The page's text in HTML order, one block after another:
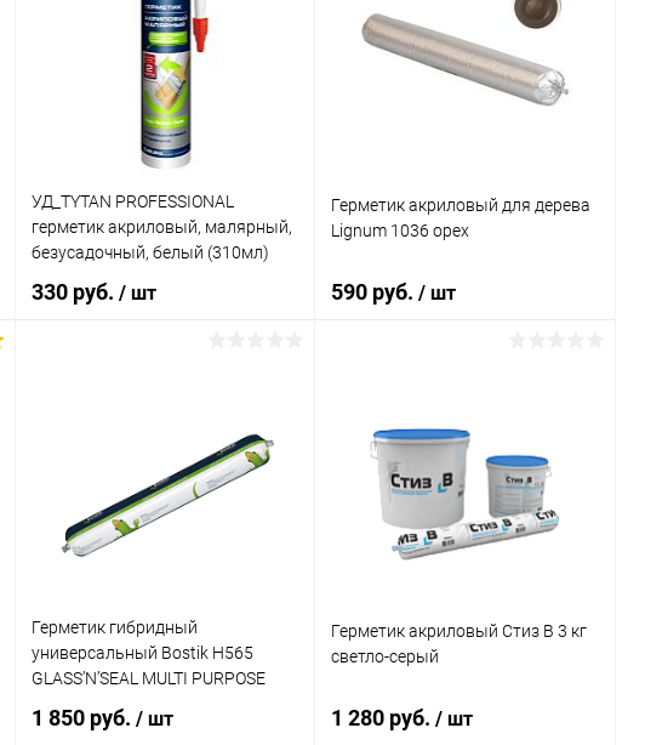
Купить в 1 клик Сравнение
В избранное
Купить в 1 клик Сравнение
В избранное В наличии
Герметизирующая мастика
УД_TYTAN PROFESSIONAL
герметик акриловый, малярный,
безусадочный, белый (310мл)
330 руб. / шт
Сравнение
В избранное В наличии
Герметик акриловый для дерева
Lignum 1036 орех
590 руб./ шт
Купить в 1 клик Сравнение
В избранное В наличии
Литраж | Масса:
Герметик акриловый для
Герметик гибридный
универсальный Bostik H565
GLASS’N’SEAL MULTI PURPOSE
серый 600 мл.
1 850 руб. / шт
Герметик акриловый Стиз B 3 кг
светло-серый
1 280 руб./ шт